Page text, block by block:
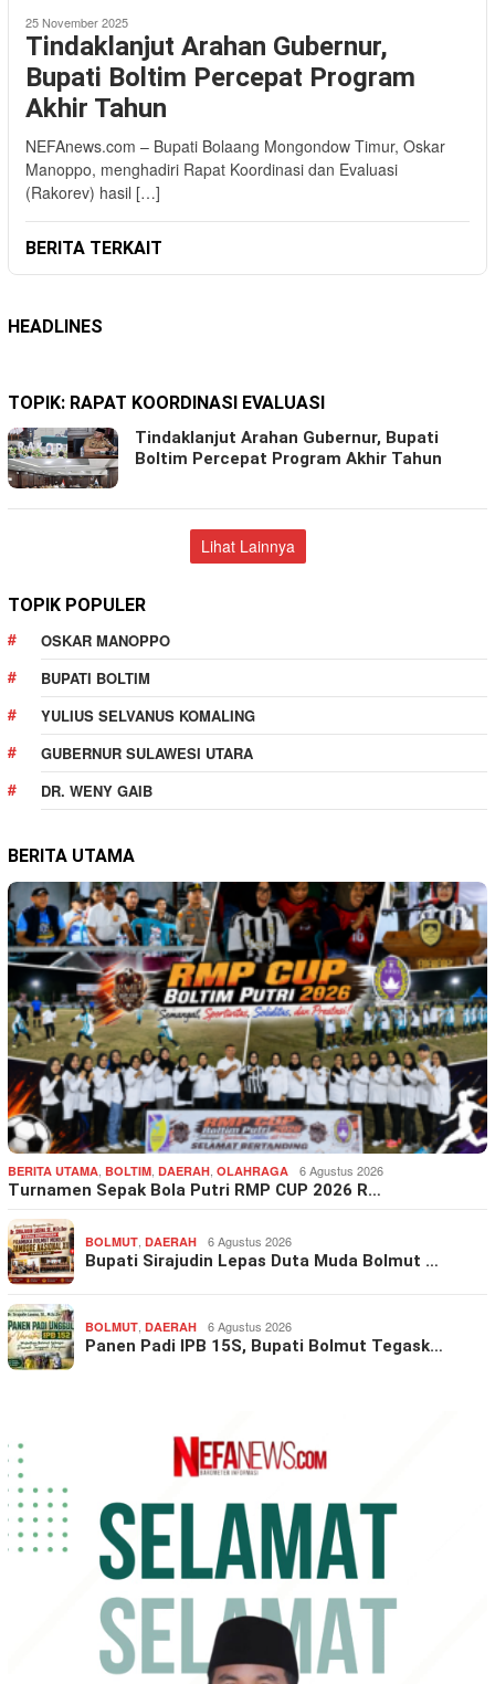
25 November 2025
Tindaklanjut Arahan Gubernur,
Bupati Boltim Percepat Program
Akhir Tahun
NEFAnews.com – Bupati Bolaang Mongondow Timur, Oskar
Manoppo, menghadiri Rapat Koordinasi dan Evaluasi
(Rakorev) hasil […]
BERITA TERKAIT
HEADLINES
TOPIK: RAPAT KOORDINASI EVALUASI
Tindaklanjut Arahan Gubernur, Bupati
Boltim Percepat Program Akhir Tahun
Lihat Lainnya
TOPIK POPULER
OSKAR MANOPPO
BUPATI BOLTIM
YULIUS SELVANUS KOMALING
GUBERNUR SULAWESI UTARA
DR. WENY GAIB
BERITA UTAMA
BERITA UTAMA, BOLTIM, DAERAH, OLAHRAGA 6 Agustus 2026
Turnamen Sepak Bola Putri RMP CUP 2026 R…
BOLMUT, DAERAH 6 Agustus 2026
Bupati Sirajudin Lepas Duta Muda Bolmut …
BOLMUT, DAERAH 6 Agustus 2026
Panen Padi IPB 15S, Bupati Bolmut Tegask…